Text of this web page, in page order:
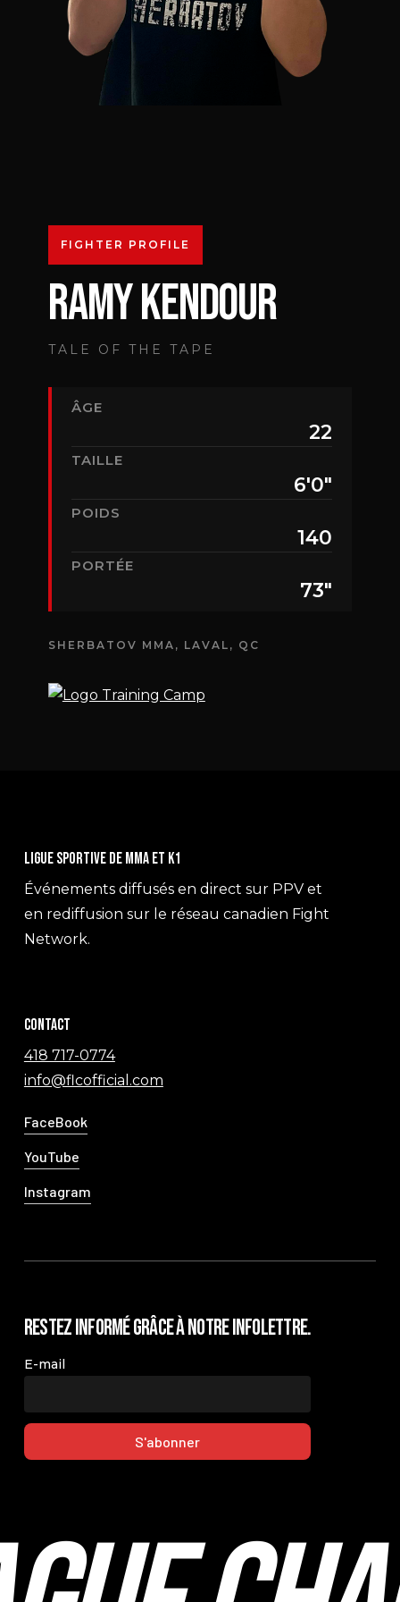
FIGHTER PROFILE
RAMY KENDOUR
TALE OF THE TAPE
ÂGE
22
TAILLE
6'0"
POIDS
140
PORTÉE
73"
SHERBATOV MMA, LAVAL, QC
Ligue sportive de MMA et K1
Événements diffusés en direct sur PPV et
en rediffusion sur le réseau canadien Fight
Network.
Contact
418 717-0774
info@flcofficial.com
FaceBook
YouTube
Instagram
Restez informé grâce à notre infolettre.
E-mail